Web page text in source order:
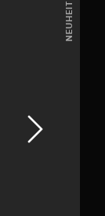
NEUHEIT